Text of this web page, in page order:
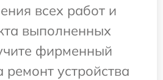
всех работ и
выполненных
фирменный
ремонт устройства